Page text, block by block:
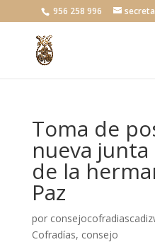
956 258 996
Toma de
nueva
de la
Paz
por
Cofradías, consejo